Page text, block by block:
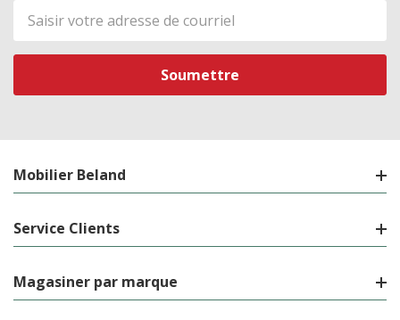
Adresse
de
courriel
Mobilier Beland
Service Clients
Magasiner par marque